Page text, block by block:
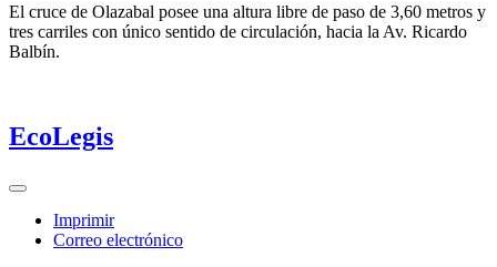
El cruce de Olazabal posee una altura libre de paso de 3,60 metros y
tres carriles con único sentido de circulación, hacia la Av. Ricardo
Balbín.
EcoLegis
Imprimir
Correo electrónico